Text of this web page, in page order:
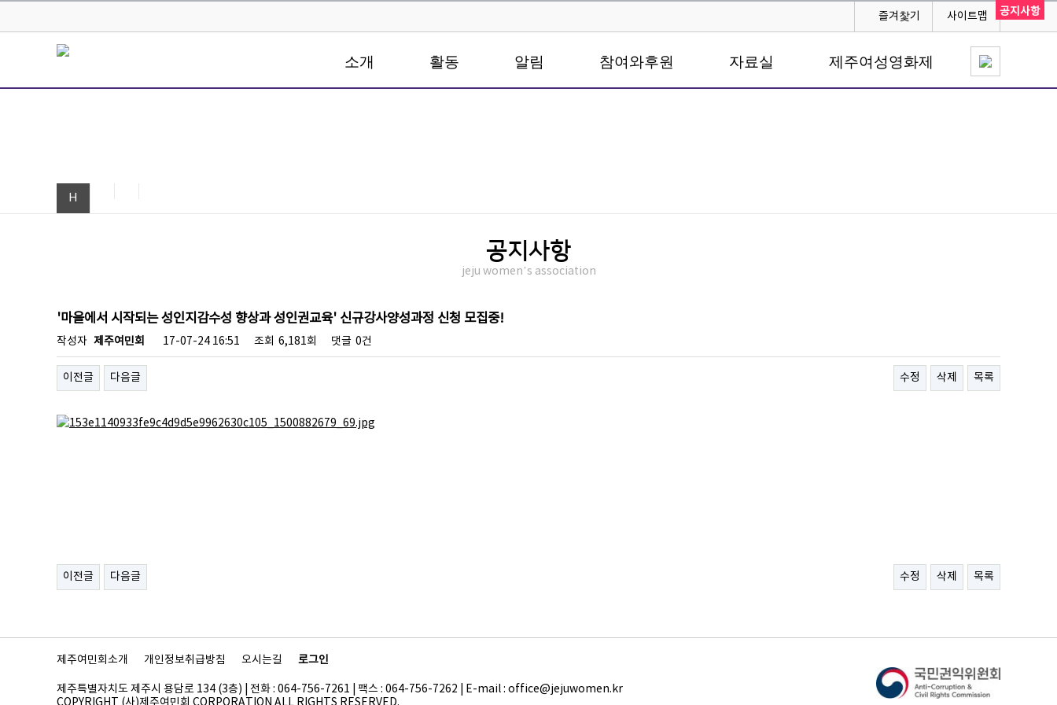
즐겨찿기 사이트맵
소개 활동 알림 참여와후원 자료실 제주여성영화제
H
공지사항
jeju women’s association
공지사항
'마을에서 시작되는 성인지감수성 향상과 성인권교육' 신규강사양성과정 신청 모집중!
작성자 제주여민회 17-07-24 16:51 조회 6,181회 댓글 0건
이전글 다음글 수정 삭제 목록
이전글 다음글 수정 삭제 목록
제주여민회소개 개인정보취급방침 오시는길 로그인
제주특별자치도 제주시 용담로 134 (3층) | 전화 : 064-756-7261 | 팩스 : 064-756-7262 | E-mail : office@jejuwomen.kr